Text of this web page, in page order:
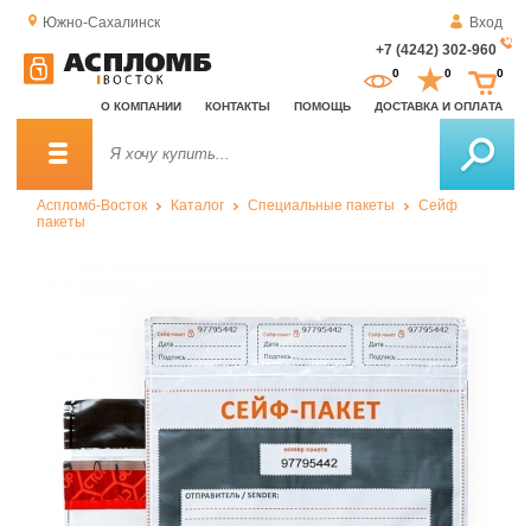
Южно-Сахалинск
Вход
+7 (4242) 302-960
О КОМПАНИИ КОНТАКТЫ ПОМОЩЬ ДОСТАВКА И ОПЛАТА
0 0 0
Аспломб-Восток Каталог Специальные пакеты
Сейф
пакеты